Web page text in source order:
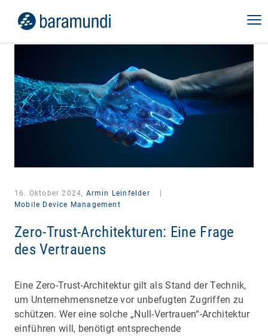
16. Oktober 2024, Armin Leinfelder
Mobile Device Management
Zero-Trust-Architekturen: Eine Frage
des Vertrauens
Eine Zero-Trust-Architektur gilt als Stand der Technik,
um Unternehmensnetze vor unbefugten Zugriffen zu
schützen. Wer eine solche „Null-Vertrauen“-Architektur
einführen will, benötigt entsprechende